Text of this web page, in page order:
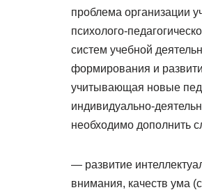
проблема организации
психолого-
систем учебной
формирования и
учитывающая новые
индивидуально-
необходимо дополнить
— развитие
внимания, качеств ума